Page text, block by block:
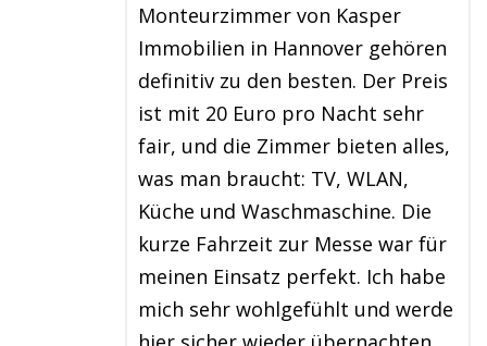
Monteurzimmer von Kasper
Immobilien in Hannover gehören
definitiv zu den besten. Der Preis
ist mit 20 Euro pro Nacht sehr
fair, und die Zimmer bieten alles,
was man braucht: TV, WLAN,
Küche und Waschmaschine. Die
kurze Fahrzeit zur Messe war für
meinen Einsatz perfekt. Ich habe
mich sehr wohlgefühlt und werde